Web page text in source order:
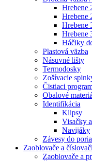
Hrebene
Hrebene
Hrebene
Hrebene
Háčiky
Plastová väzba
Násuvné lišty
Termodosky
Zošívacie
Čistiaci
Obalové
Identifikácia
Klipsy
Visačky
Navijáky
Závesy do
Zaoblovače a
Zaoblovače a